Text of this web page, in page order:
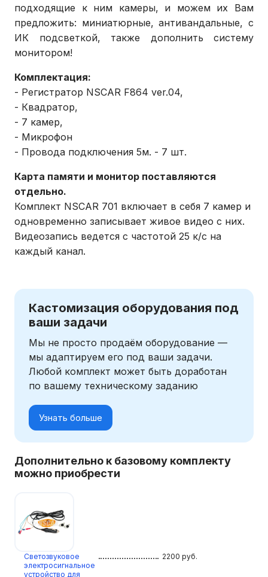
подходящие к ним камеры, и можем их Вам
предложить: миниатюрные, антивандальные, с
ИК подсветкой, также дополнить систему
монитором!
Комплектация:
- Регистратор NSCAR F864 ver.04,
- Квадратор,
- 7 камер,
- Микрофон
- Провода подключения 5м. - 7 шт.
Карта памяти и монитор поставляются
отдельно.
Комплект NSCAR 701 включает в себя 7 камер и
одновременно записывает живое видео с них.
Видеозапись ведется с частотой 25 к/c на
каждый канал.
Кастомизация оборудования под
ваши задачи
Мы не просто продаём оборудование —
мы адаптируем его под ваши задачи.
Любой комплект может быть доработан
по вашему техническому заданию
Узнать больше
Дополнительно к базовому комплекту
можно приобрести
Светозвуковое
электросигнальное
устройство для
2200 руб.